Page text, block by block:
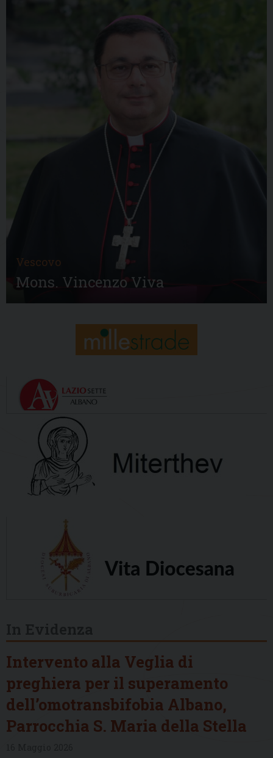
Vescovo
Mons. Vincenzo Viva
Intervento alla Veglia di
preghiera per il superamento
dell’omotransbifobia Albano,
Parrocchia S. Maria della Stella